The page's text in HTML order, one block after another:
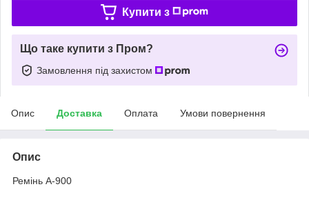
Купити з
Що таке купити з Пром?
Замовлення під захистом
Опис Доставка Оплата Умови повернення
Опис
Ремінь А-900